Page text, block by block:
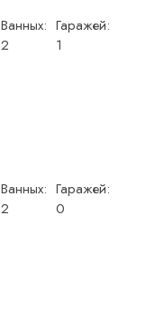
Ванных:
2
Гаражей:
1
Ванных:
2
Гаражей:
0